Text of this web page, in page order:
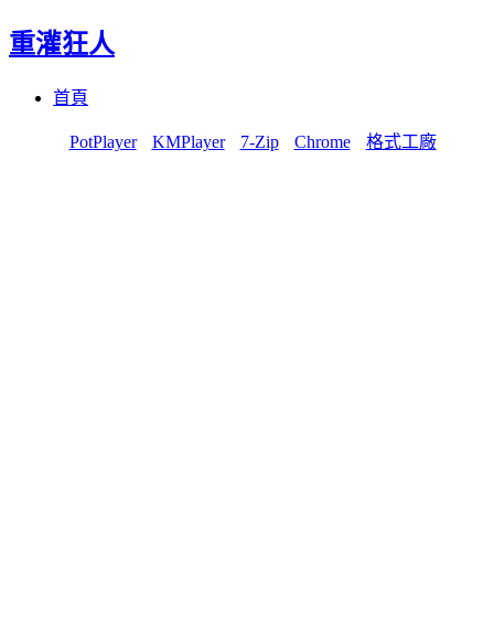
重灌狂人
首頁
PotPlayer KMPlayer 7-Zip Chrome 格式工廠